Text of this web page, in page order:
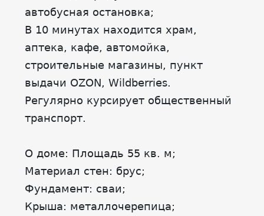
автобусная остановка;
В 10 минутах находится храм,
аптека, кафе, автомойка,
строительные магазины, пункт
выдачи ОZОN, Wildberries.
Регулярно курсирует общественный
транспорт.
О доме: Площадь 55 кв. м;
Материал стен: брус;
Фундамент: сваи;
Крыша: металлочерепица;